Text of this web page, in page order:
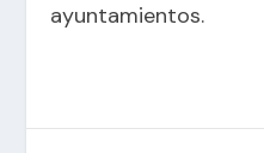
ayuntamientos.